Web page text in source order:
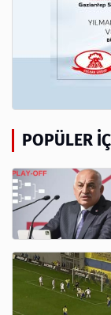
POPÜLER